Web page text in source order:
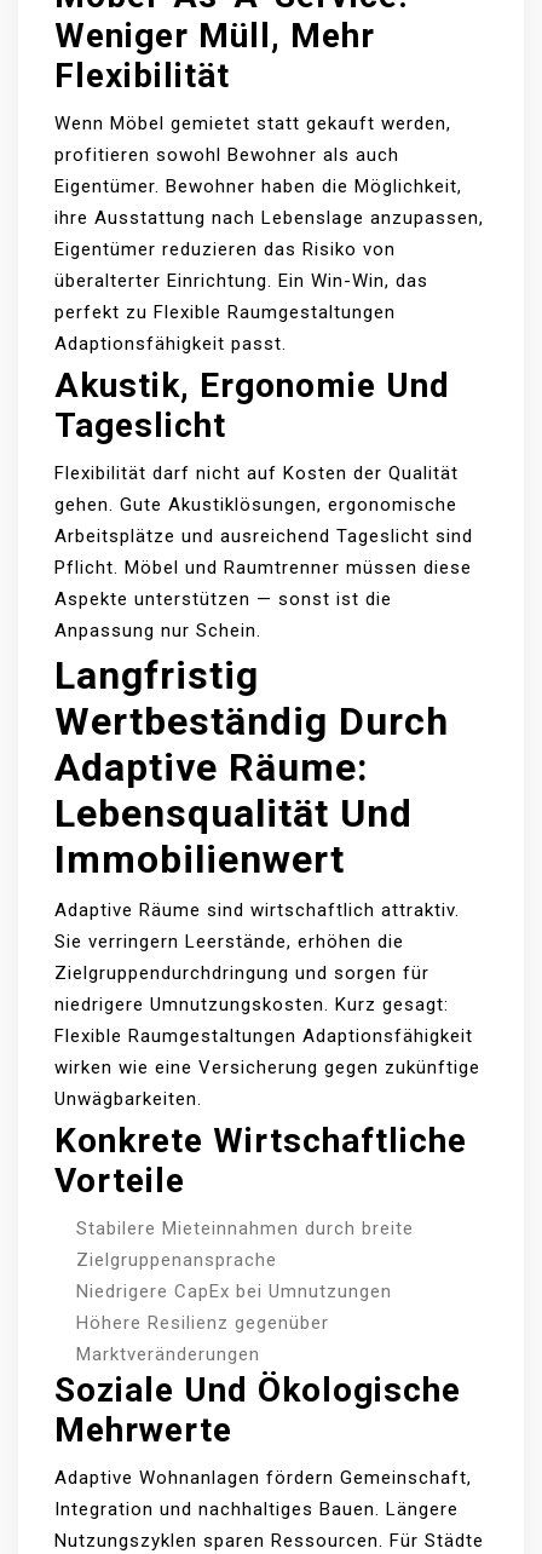
Weniger Müll, Mehr
Flexibilität
Wenn Möbel gemietet statt gekauft werden,
profitieren sowohl Bewohner als auch
Eigentümer. Bewohner haben die Möglichkeit,
ihre Ausstattung nach Lebenslage anzupassen,
Eigentümer reduzieren das Risiko von
überalterter Einrichtung. Ein Win-Win, das
perfekt zu Flexible Raumgestaltungen
Adaptionsfähigkeit passt.
Akustik, Ergonomie Und
Tageslicht
Flexibilität darf nicht auf Kosten der Qualität
gehen. Gute Akustiklösungen, ergonomische
Arbeitsplätze und ausreichend Tageslicht sind
Pflicht. Möbel und Raumtrenner müssen diese
Aspekte unterstützen — sonst ist die
Anpassung nur Schein.
Langfristig
Wertbeständig Durch
Adaptive Räume:
Lebensqualität Und
Immobilienwert
Adaptive Räume sind wirtschaftlich attraktiv.
Sie verringern Leerstände, erhöhen die
Zielgruppendurchdringung und sorgen für
niedrigere Umnutzungskosten. Kurz gesagt:
Flexible Raumgestaltungen Adaptionsfähigkeit
wirken wie eine Versicherung gegen zukünftige
Unwägbarkeiten.
Konkrete Wirtschaftliche
Vorteile
Stabilere Mieteinnahmen durch breite
Zielgruppenansprache
Niedrigere CapEx bei Umnutzungen
Höhere Resilienz gegenüber
Marktveränderungen
Soziale Und Ökologische
Mehrwerte
Adaptive Wohnanlagen fördern Gemeinschaft,
Integration und nachhaltiges Bauen. Längere
Nutzungszyklen sparen Ressourcen. Für Städte